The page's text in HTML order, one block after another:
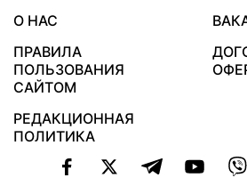
О НАС
ПРАВИЛА
ПОЛЬЗОВАНИЯ
САЙТОМ
РЕДАКЦИОННАЯ
ПОЛИТИКА